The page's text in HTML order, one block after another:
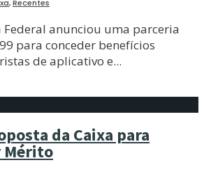
,Recentes
Federal anunciou uma parceria
para conceder benefícios
de aplicativo e...
da Caixa para
Mérito